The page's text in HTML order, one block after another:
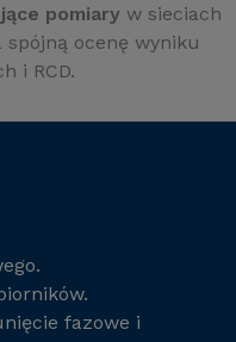
pomiary w sieciach
ocenę wyniku
i RCD.
fazowe i